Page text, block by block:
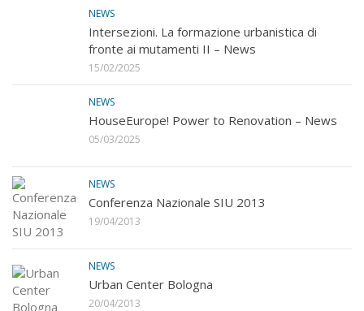
NEWS
Intersezioni. La formazione urbanistica di
fronte ai mutamenti II – News
15/02/2025
NEWS
HouseEurope! Power to Renovation – News
05/03/2025
NEWS
Conferenza Nazionale SIU 2013
19/04/2013
NEWS
Urban Center Bologna
20/04/2013